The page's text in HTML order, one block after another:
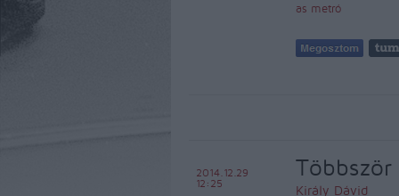
as metró
Király Dávid
2014.12.29
12:25